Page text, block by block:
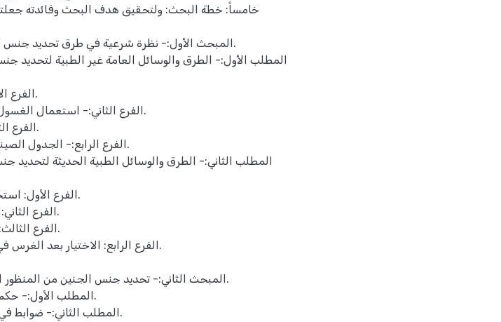
خامساً: خطة البحث: ولتحقيق هدف البحث وفائدته
المبحث الأول:- نظرة شرعية في طرق تحديد جنس
المطلب الأول:- الطرق والوسائل العامة غير الطبية لتحديد
الفرع
الفرع الثاني:- استعمال
الفرع
الفرع الرابع:- الجدول
المطلب الثاني:- الطرق والوسائل الطبية الحديثة لتحديد
الفرع الأول:
الفرع
الفرع
الفرع الرابع: الاختيار بعد
المبحث الثاني:- تحديد جنس الجنين من المنظور
المطلب الأول:-
المطلب الثاني:- ضوابط